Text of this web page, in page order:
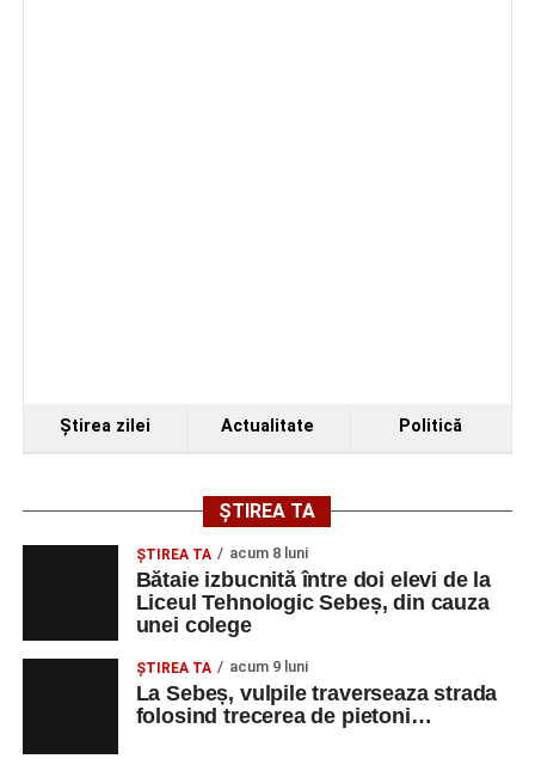
Ştirea zilei Actualitate Politică
ȘTIREA TA
ŞTIREA TA acum 8 luni
Bătaie izbucnită între doi elevi de la
Liceul Tehnologic Sebeș, din cauza
unei colege
ŞTIREA TA acum 9 luni
La Sebeș, vulpile traverseaza strada
folosind trecerea de pietoni…